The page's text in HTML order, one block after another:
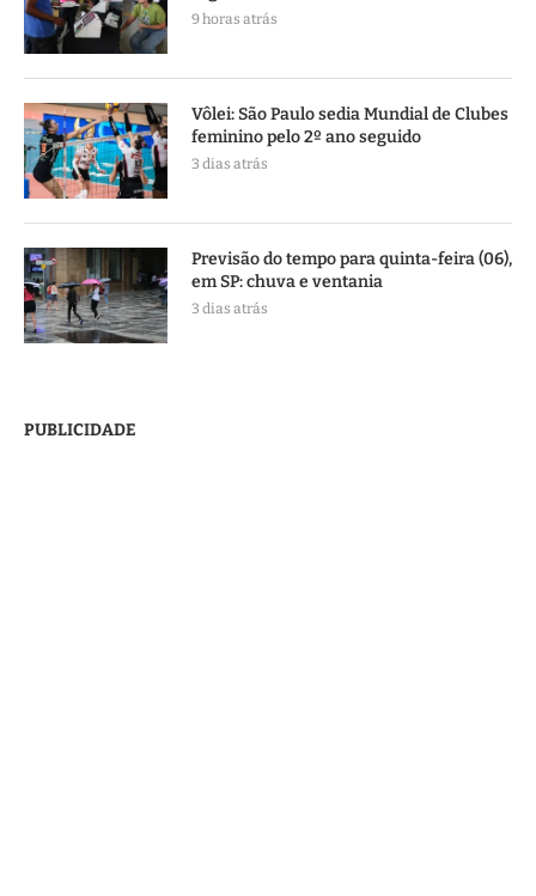
9 horas atrás
Vôlei: São Paulo sedia Mundial de Clubes
feminino pelo 2º ano seguido
3 dias atrás
Previsão do tempo para quinta-feira (06),
em SP: chuva e ventania
3 dias atrás
PUBLICIDADE